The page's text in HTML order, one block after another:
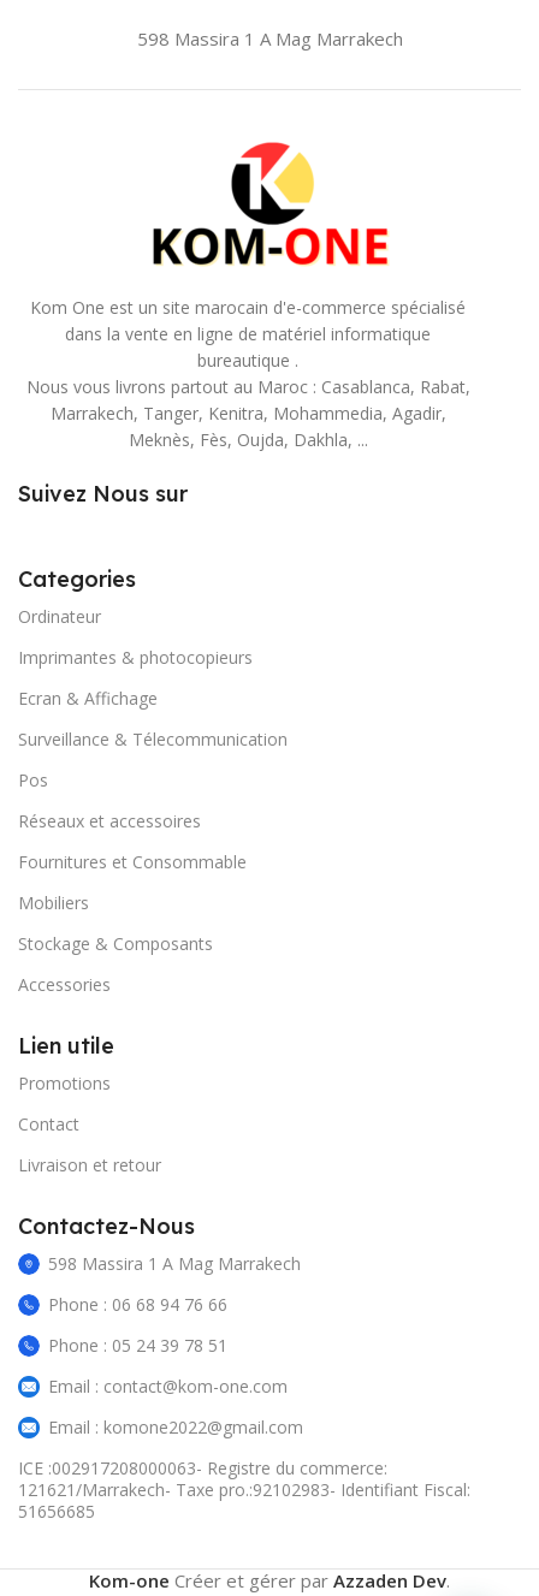
598 Massira 1 A Mag Marrakech
Kom One est un site marocain d'e-commerce spécialisé
dans la vente en ligne de matériel informatique
bureautique .
Nous vous livrons partout au Maroc : Casablanca, Rabat,
Marrakech, Tanger, Kenitra, Mohammedia, Agadir,
Meknès, Fès, Oujda, Dakhla, ...
Suivez Nous sur
Categories
Ordinateur
Imprimantes & photocopieurs
Ecran & Affichage
Surveillance & Télecommunication
Pos
Réseaux et accessoires
Fournitures et Consommable
Mobiliers
Stockage & Composants
Accessories
Lien utile
Promotions
Contact
Livraison et retour
Contactez-Nous
598 Massira 1 A Mag Marrakech
Phone : 06 68 94 76 66
Phone : 05 24 39 78 51
Email : contact@kom-one.com
Email : komone2022@gmail.com
ICE :002917208000063- Registre du commerce:
121621/Marrakech- Taxe pro.:92102983- Identifiant Fiscal:
51656685
Kom-one Créer et gérer par Azzaden Dev.